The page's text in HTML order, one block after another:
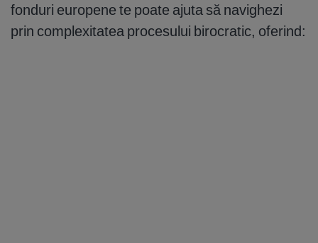
fonduri europene te poate ajuta să navighezi
prin complexitatea procesului birocratic, oferind: